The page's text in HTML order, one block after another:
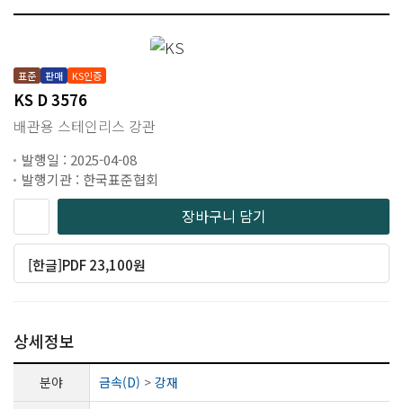
표준 판매 KS인증
KS D 3576
배관용 스테인리스 강관
발행일 : 2025-04-08
발행기관 : 한국표준협회
장바구니 담기
[한글]PDF 23,100원
상세정보
분야 금속(D) > 강재